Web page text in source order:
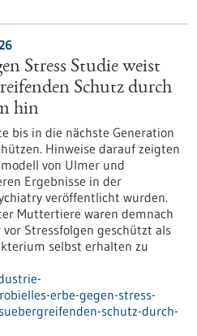
Stress Studie weist
Schutz durch
hin
bis in die nächste Generation
Hinweise darauf zeigten
von Ulmer und
Ergebnisse in der
veröffentlicht wurden.
Muttertiere waren demnach
Stressfolgen geschützt als
selbst erhalten zu
erbe-gegen-stress-
schutz-durch-